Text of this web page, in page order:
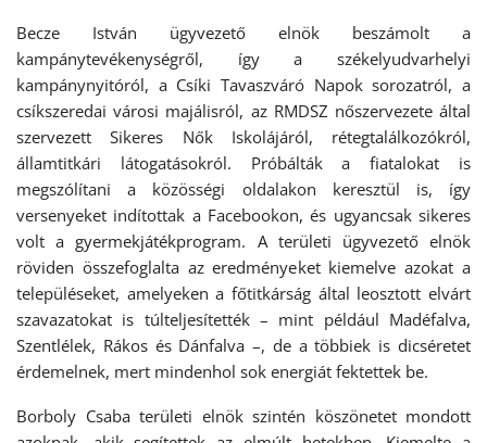
Becze István ügyvezető elnök beszámolt a
kampánytevékenységről, így a székelyudvarhelyi
kampánynyitóról, a Csíki Tavaszváró Napok sorozatról, a
csíkszeredai városi majálisról, az RMDSZ nőszervezete által
szervezett Sikeres Nők Iskolájáról, rétegtalálkozókról,
államtitkári látogatásokról. Próbálták a fiatalokat is
megszólítani a közösségi oldalakon keresztül is, így
versenyeket indítottak a Facebookon, és ugyancsak sikeres
volt a gyermekjátékprogram. A területi ügyvezető elnök
röviden összefoglalta az eredményeket kiemelve azokat a
településeket, amelyeken a főtitkárság által leosztott elvárt
szavazatokat is túlteljesítették – mint például Madéfalva,
Szentlélek, Rákos és Dánfalva –, de a többiek is dicséretet
érdemelnek, mert mindenhol sok energiát fektettek be.
Borboly Csaba területi elnök szintén köszönetet mondott